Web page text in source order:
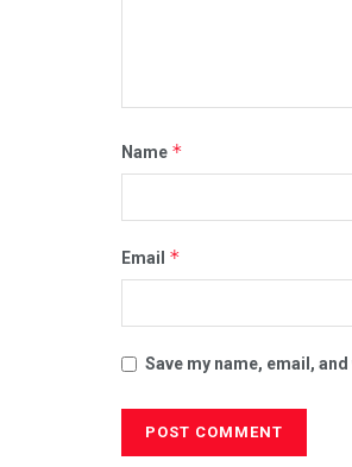
Name *
Email *
Save my name, email,